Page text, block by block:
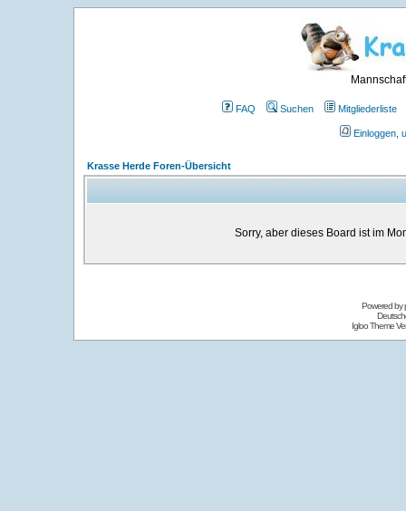
FAQ Suchen Mitgliederliste
Einloggen,
Krasse Herde Foren-Übersicht
Sorry, aber dieses Board ist im
Powered by
Igloo Theme